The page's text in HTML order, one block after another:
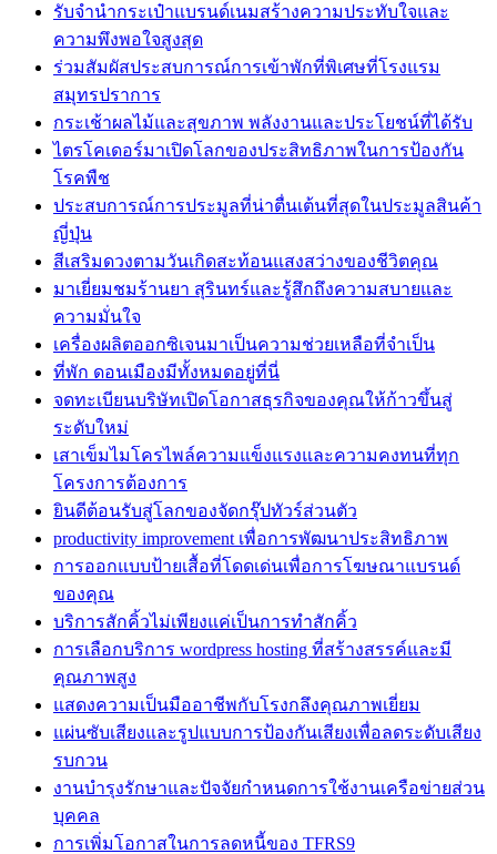
รับจำนำกระเป๋าแบรนด์เนมสร้างความประทับใจและ
ความพึงพอใจสูงสุด
ร่วมสัมผัสประสบการณ์การเข้าพักที่พิเศษที่โรงแรม
สมุทรปราการ
กระเช้าผลไม้และสุขภาพ พลังงานและประโยชน์ที่ได้รับ
ไตรโคเดอร์มาเปิดโลกของประสิทธิภาพในการป้องกัน
โรคพืช
ประสบการณ์การประมูลที่น่าตื่นเต้นที่สุดในประมูลสินค้า
ญี่ปุ่น
สีเสริมดวงตามวันเกิดสะท้อนแสงสว่างของชีวิตคุณ
มาเยี่ยมชมร้านยา สุรินทร์และรู้สึกถึงความสบายและ
ความมั่นใจ
เครื่องผลิตออกซิเจนมาเป็นความช่วยเหลือที่จำเป็น
ที่พัก ดอนเมืองมีทั้งหมดอยู่ที่นี่
จดทะเบียนบริษัทเปิดโอกาสธุรกิจของคุณให้ก้าวขึ้นสู่
ระดับใหม่
เสาเข็มไมโครไพล์ความแข็งแรงและความคงทนที่ทุก
โครงการต้องการ
ยินดีต้อนรับสู่โลกของจัดกรุ๊ปทัวร์ส่วนตัว
productivity improvement เพื่อการพัฒนาประสิทธิภาพ
การออกแบบป้ายเสื้อที่โดดเด่นเพื่อการโฆษณาแบรนด์
ของคุณ
บริการสักคิ้วไม่เพียงแค่เป็นการทำสักคิ้ว
การเลือกบริการ wordpress hosting ที่สร้างสรรค์และมี
คุณภาพสูง
แสดงความเป็นมืออาชีพกับโรงกลึงคุณภาพเยี่ยม
แผ่นซับเสียงและรูปแบบการป้องกันเสียงเพื่อลดระดับเสียง
รบกวน
งานบำรุงรักษาและปัจจัยกำหนดการใช้งานเครือข่ายส่วน
บุคคล
การเพิ่มโอกาสในการลดหนี้ของ TFRS9